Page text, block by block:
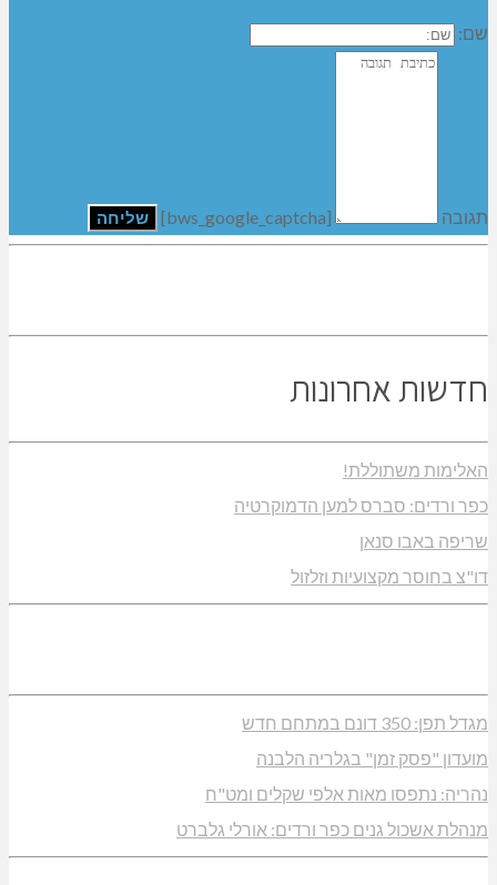
שם:
תגובה [bws_google_captcha]
חדשות אחרונות
האלימות משתוללת!
כפר ורדים: סברס למען הדמוקרטיה
שריפה באבו סנאן
דו"צ בחוסר מקצועיות וזלזול
מגדל תפן: 350 דונם במתחם חדש
מועדון "פסק זמן" בגלריה הלבנה
נהריה: נתפסו מאות אלפי שקלים ומט"ח
מנהלת אשכול גנים כפר ורדים: אורלי גלברט